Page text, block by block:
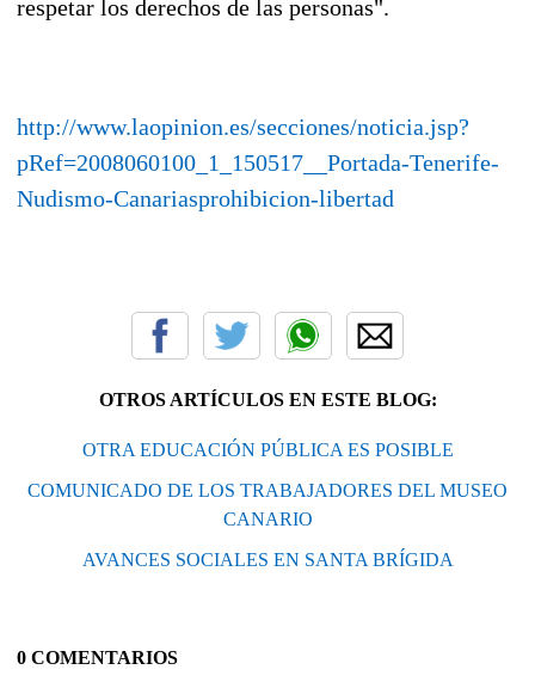
respetar los derechos de las personas".
http://www.laopinion.es/secciones/noticia.jsp?
pRef=2008060100_1_150517__Portada-Tenerife-
Nudismo-Canariasprohibicion-libertad
OTROS ARTÍCULOS EN ESTE BLOG:
OTRA EDUCACIÓN PÚBLICA ES POSIBLE
COMUNICADO DE LOS TRABAJADORES DEL MUSEO
CANARIO
AVANCES SOCIALES EN SANTA BRÍGIDA
0 COMENTARIOS